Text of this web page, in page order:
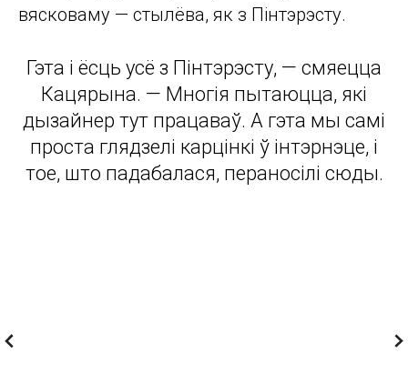
вясковаму — стылёва, як з Пінтэрэсту.
Гэта і ёсць усё з Пінтэрэсту, — смяецца
Кацярына. — Многія пытаюцца, які
дызайнер тут працаваў. А гэта мы самі
проста глядзелі карцінкі ў інтэрнэце, і
тое, што падабалася, пераносілі сюды.